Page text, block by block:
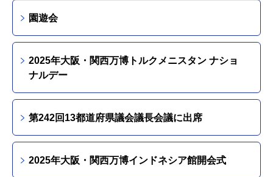
園遊会
2025年大阪・関西万博トルクメニスタン ナショ
ナルデー
第242回13都道府県議会議長会議に出席
2025年大阪・関西万博インドネシア館開会式